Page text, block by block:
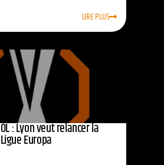
LIRE PLUS
: Lyon veut relancer la
Europa